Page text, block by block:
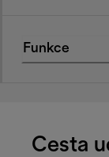
Funkce
Cesta